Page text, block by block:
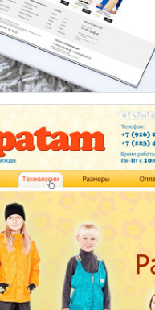
интернет магазина